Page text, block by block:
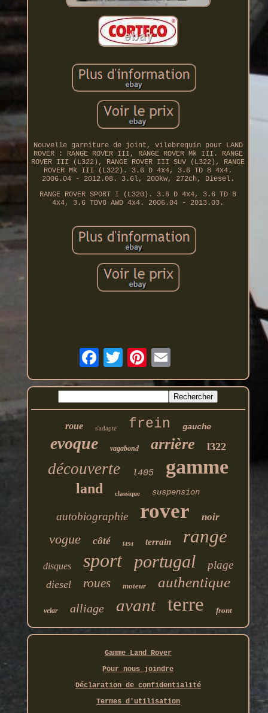
Nouvelle garniture de joint, vilebrequin pour LAND
ROVER : RANGE ROVER III, RANGE ROVER Mk III. RANGE
ROVER III (L322), RANGE ROVER III SUV (L322), RANGE
ROVER Mk III (L322). 3.6 D 4x4, 3.6 TD 8 4x4.
2006.04 - 2012.08. 3.6l, 200kw, 272ch, Diesel.
RANGE ROVER SPORT I (L320). 3.6 D 4x4, 3.6 TD 8
4x4, 3.6 TDV8 AWD 4x4. 2006.04 - 2013.03.
roue s'adapte frein gauche
evoque vagabond arrière l322
découverte l405 gamme
land classique suspension
autobiographie rover noir
vogue côté l494 terrain range
disques sport portugal plage
diesel roues moteur authentique
velar alliage avant terre front
Gamme Land Rover
Pour nous joindre
Déclaration de confidentialité
Termes d'utilisation